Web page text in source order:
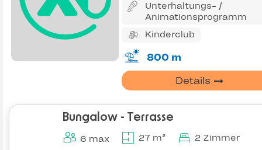
Unterhaltungs- /
Animationsprogramm
Kinderclub
800 m
Details
Bungalow - Terrasse
6 max 27 m² 2 Zimmer